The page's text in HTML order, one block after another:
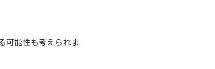
可能性も考えられま